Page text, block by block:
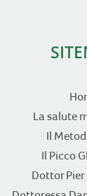
La salute
Il
Il Picco
Dottor Pier